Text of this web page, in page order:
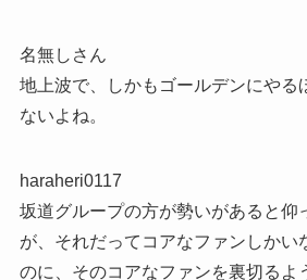
名無しさん
地上波で、しかもゴールデンにやる
ないよね。
haraheri0117
坂道グループの方が勢いがあると仰
が、それだってコアなファンしかい
のに、そのコアなファンを裏切るよ